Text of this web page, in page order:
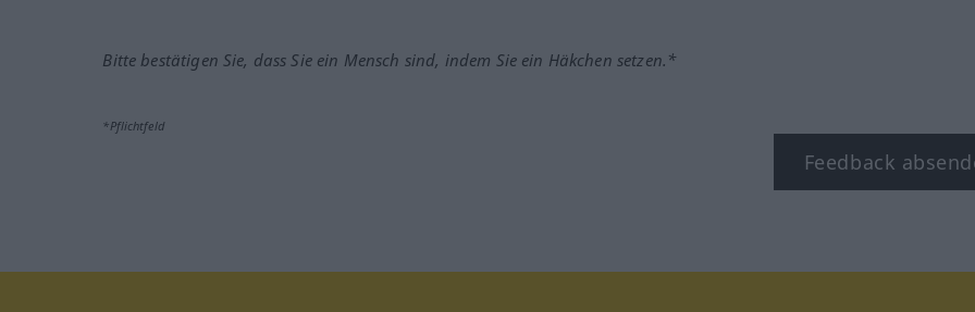
Bitte bestätigen Sie, dass Sie ein Mensch sind, indem Sie ein Häkchen setzen.*
*Pflichtfeld
Feedback